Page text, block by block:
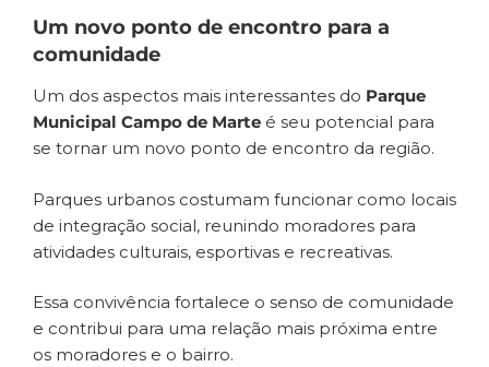
Um novo ponto de encontro para a
comunidade
Um dos aspectos mais interessantes do Parque
Municipal Campo de Marte é seu potencial para
se tornar um novo ponto de encontro da região.
Parques urbanos costumam funcionar como locais
de integração social, reunindo moradores para
atividades culturais, esportivas e recreativas.
Essa convivência fortalece o senso de comunidade
e contribui para uma relação mais próxima entre
os moradores e o bairro.